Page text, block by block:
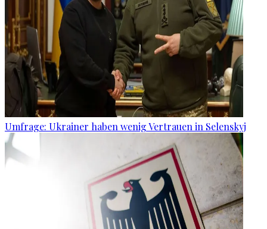
Umfrage: Ukrainer haben wenig Vertrauen in Selenskyj